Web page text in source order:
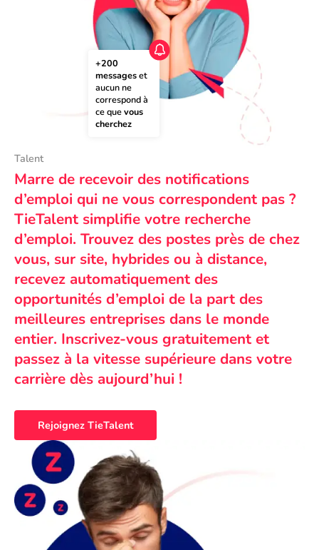
+200
messages et
aucun ne
correspond à
ce que vous
cherchez
Talent
Marre de recevoir des notifications
d’emploi qui ne vous correspondent pas ?
TieTalent simplifie votre recherche
d’emploi. Trouvez des postes près de chez
vous, sur site, hybrides ou à distance,
recevez automatiquement des
opportunités d’emploi de la part des
meilleures entreprises dans le monde
entier. Inscrivez-vous gratuitement et
passez à la vitesse supérieure dans votre
carrière dès aujourd’hui !
Rejoignez TieTalent